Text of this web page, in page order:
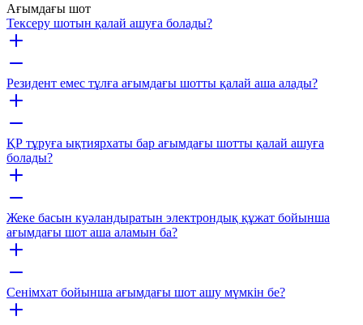
Ағымдағы шот
Тексеру шотын қалай ашуға болады?
Резидент емес тұлға ағымдағы шотты қалай аша алады?
ҚР тұруға ықтиярхаты бар ағымдағы шотты қалай ашуға
болады?
Жеке басын куәландыратын электрондық құжат бойынша
ағымдағы шот аша аламын ба?
Сенімхат бойынша ағымдағы шот ашу мүмкін бе?